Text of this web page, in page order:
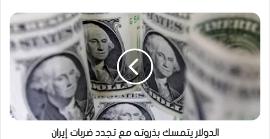
الدولار يتمسك بذروته مع تجدد ضربات إيران